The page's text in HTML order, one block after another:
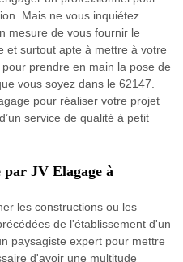
Mais ne vous inquiétez
mesure de vous fournir le
et surtout apte à mettre à votre
prendre en main la pose de
vous soyez dans le 62147.
pour réaliser votre projet
service de qualité à petit
par JV Elagage à
les constructions ou les
de l'établissement d'un
paysagiste expert pour mettre
d'avoir une multitude